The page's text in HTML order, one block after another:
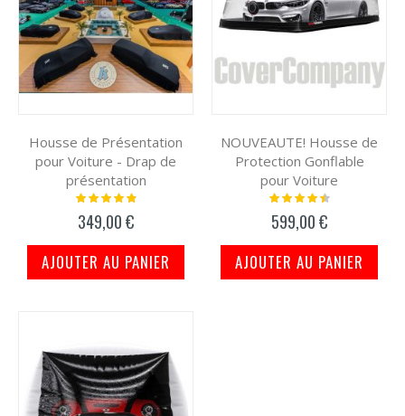
Housse de Présentation
pour Voiture - Drap de
présentation
Notation:
349,00 €
AJOUTER AU PANIER
NOUVEAUTE! Housse de
Protection Gonflable
pour Voiture
Notation:
599,00 €
AJOUTER AU PANIER